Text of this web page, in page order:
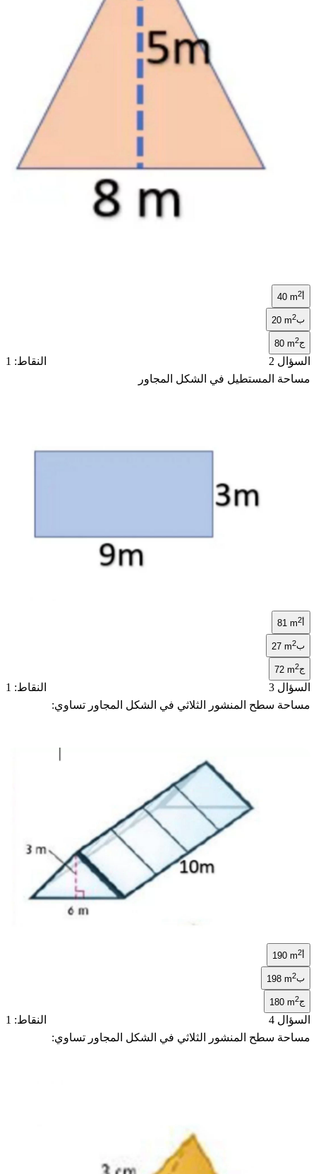
40 m2
ب 20 m2
ج 80 m2
السؤال 2
النقاط: 1
مساحة المستطيل في الشكل المجاور
81 m2
ب 27 m2
ج 72 m2
السؤال 3
النقاط: 1
مساحة سطح المنشور الثلاثي في الشكل المجاور تساوي:
190 m2
ب 198 m2
ج 180 m2
السؤال 4
النقاط: 1
مساحة سطح المنشور الثلاثي في الشكل المجاور تساوي: